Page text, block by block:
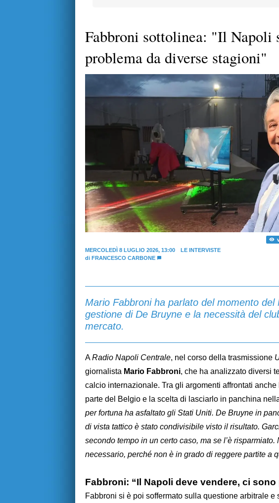
Fabbroni sottolinea: "Il Napoli
problema da diverse stagioni"
MERCOLEDÌ 8 LUGLIO 2026, 13:00
LE INTERVISTE
di FRANCESCO CARBONE
Mario Fabbroni ha parlato del momento
gestione di De Bruyne e la necessità del
mercato.
ARadio Napoli Centrale, nel corso della trasmissione
giornalista Mario Fabbroni, che ha analizzato diversi
calcio internazionale. Tra gli argomenti affrontati
parte del Belgio e la scelta di lasciarlo in panchina
per fortuna ha asfaltato gli Stati Uniti. De Bruyne in
di vista tattico è stato condivisibile visto il risultato.
secondo tempo in un certo caso, ma se l’è
necessario, perché non è in grado di reggere partite a
Fabbroni: “Il Napoli deve vendere, ci
Fabbroni si è poi soffermato sulla questione arbitrale